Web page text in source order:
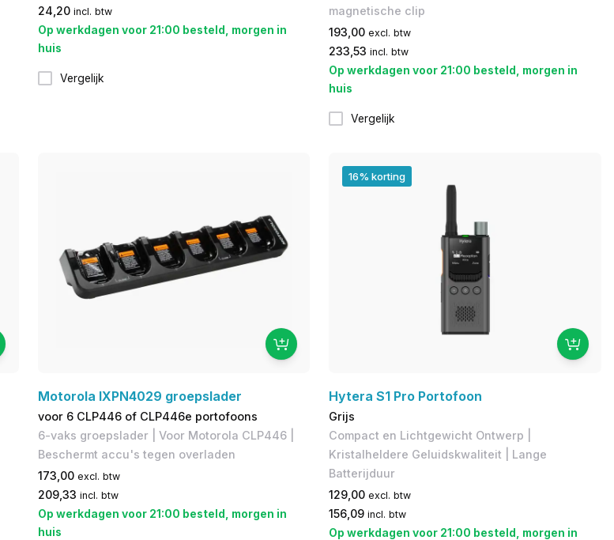
24,20 incl. btw
Op werkdagen voor 21:00 besteld, morgen in
huis
Vergelijk
magnetische clip
193,00 excl. btw
233,53 incl. btw
Op werkdagen voor 21:00 besteld, morgen in
huis
Vergelijk
Motorola IXPN4029 groepslader
voor 6 CLP446 of CLP446e portofoons
6-vaks groepslader | Voor Motorola CLP446 |
Beschermt accu's tegen overladen
173,00 excl. btw
209,33 incl. btw
Op werkdagen voor 21:00 besteld, morgen in
huis
16% korting
Hytera S1 Pro Portofoon
Grijs
Compact en Lichtgewicht Ontwerp |
Kristalheldere Geluidskwaliteit | Lange
Batterijduur
129,00 excl. btw
156,09 incl. btw
Op werkdagen voor 21:00 besteld, morgen in